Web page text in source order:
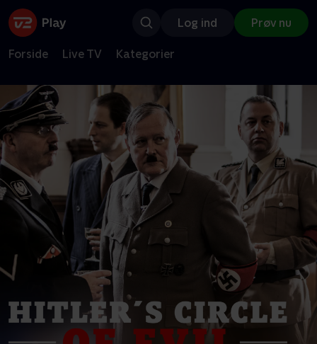
Log ind Prøv nu
Forside Live TV Kategorier